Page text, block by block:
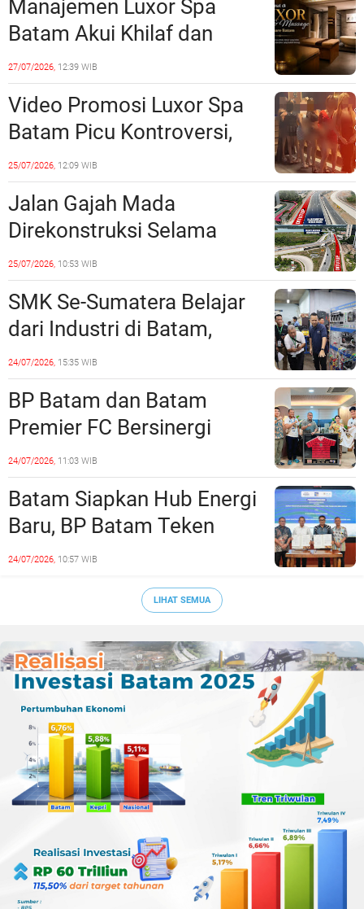
Lampaui 50 Persen
Manajemen Luxor Spa
Batam Akui Khilaf dan
Minta Maaf, Konten
Langsung Di-Takedown
27/07/2026, 12:39 WIB
Video Promosi Luxor Spa
Batam Picu Kontroversi,
Dinilai Bermuatan Sensual
25/07/2026, 12:09 WIB
Jalan Gajah Mada
Direkonstruksi Selama
Empat Minggu, Ini Skema
Rekayasa Lalu Lintasnya
25/07/2026, 10:53 WIB
SMK Se-Sumatera Belajar
dari Industri di Batam,
Siapkan Lulusan Siap Kerja
Era Digital
24/07/2026, 15:35 WIB
BP Batam dan Batam
Premier FC Bersinergi
Cetak Generasi Emas
Sepak Bola Kepri
24/07/2026, 11:03 WIB
Batam Siapkan Hub Energi
Baru, BP Batam Teken
Kesepakatan Strategis
24/07/2026, 10:57 WIB
LIHAT SEMUA